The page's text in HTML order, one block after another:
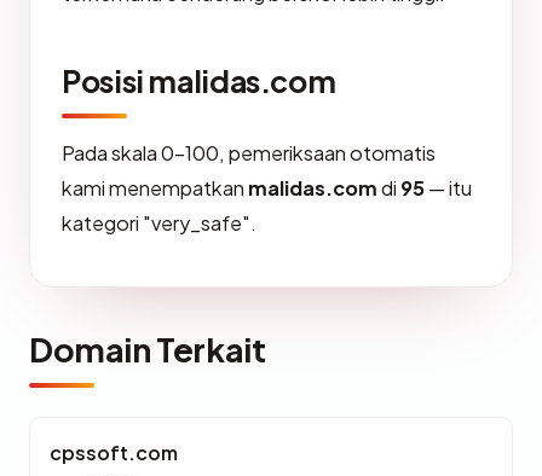
Posisi malidas.com
Pada skala 0-100, pemeriksaan otomatis
kami menempatkan malidas.comdi 95— itu
kategori "very_safe".
Domain Terkait
cpssoft.com